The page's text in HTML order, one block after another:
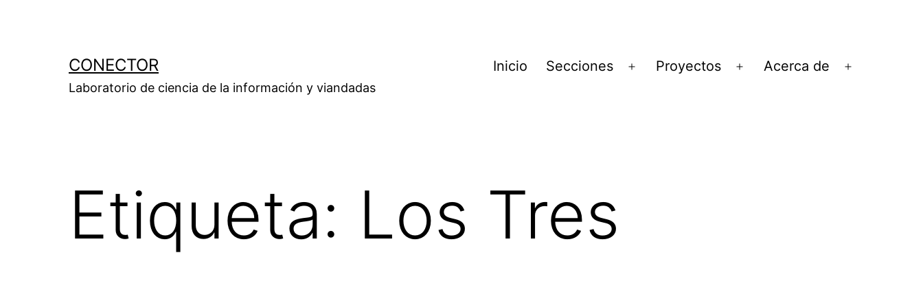
CONECTOR
Laboratorio de ciencia de la información y viandadas
Inicio Secciones
Abrir
Proyectos
Abrir
Acerca de
Etiqueta: Los Tres